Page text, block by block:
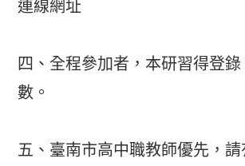
連線網址
四、全程參加者，本研習得登
數。
五、臺南市高中職教師優先，